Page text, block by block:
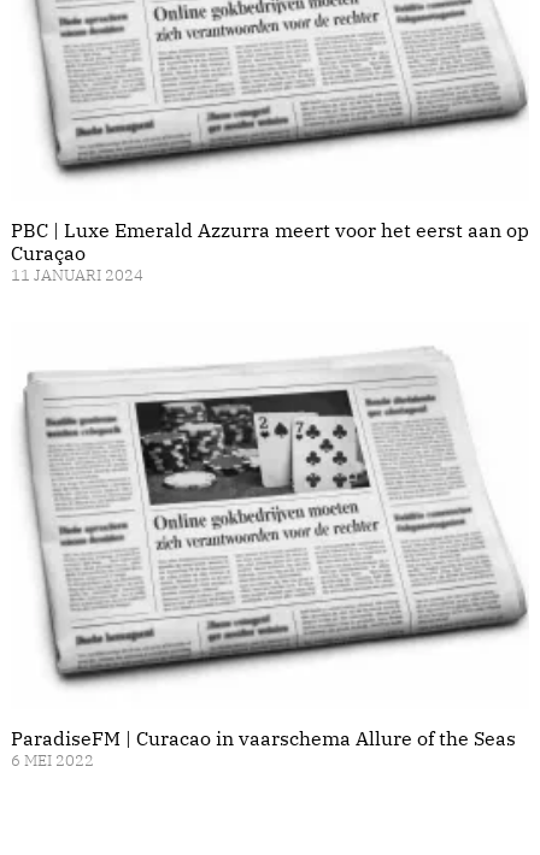
PBC | Luxe Emerald Azzurra meert voor het eerst aan op
Curaçao
11 JANUARI 2024
ParadiseFM | Curacao in vaarschema Allure of the Seas
6 MEI 2022